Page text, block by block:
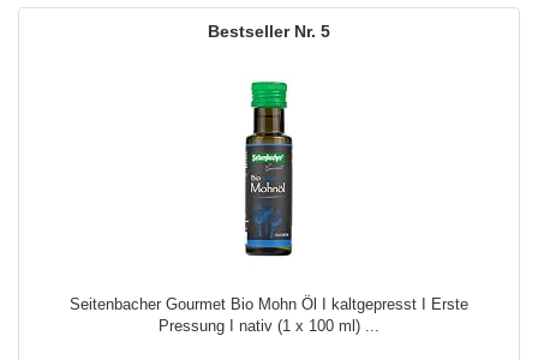
5
Seitenbacher Gourmet Bio Mohn Öl I kaltgepresst I Erste
Pressung I nativ (1 x 100 ml) ...